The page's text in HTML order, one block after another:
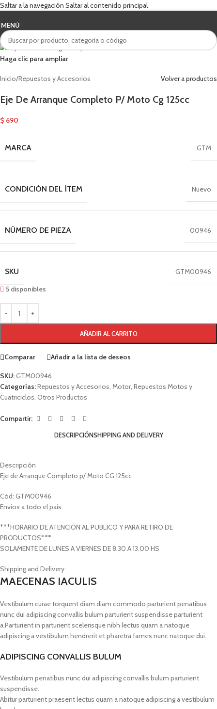
Saltar a la navegación Saltar al contenido principal
MENÚ
Haga clic para ampliar
Inicio/Repuestos y Accesorios Volver a productos
Eje De Arranque Completo P/ Moto Cg 125cc
$ 690
MARCA GTM
CONDICIÓN DEL ÍTEM Nuevo
NÚMERO DE PIEZA 00946
SKU
GTM00946
5 disponibles
AÑADIR AL CARRITO
Comparar Añadir a la lista de deseos
SKU:GTM00946
Categorías:Repuestos y Accesorios Motor, Repuestos Motos y
Cuatriciclos Otros Productos
Compartir:
DESCRIPCIÓNSHIPPING AND DELIVERY
Descripción
Eje de Arranque Completo p/ Moto CG 125cc
Cód: GTM00946
Envios a todo el país.
***HORARIO DE ATENCIÓN AL PUBLICO Y PARA RETIRO DE
PRODUCTOS***
SOLAMENTE DE LUNES A VIERNES DE 8.30 A 13.00 HS
Shipping and Delivery
MAECENAS IACULIS
Vestibulum curae torquent diam diam commodo parturient penatibus
nunc dui adipiscing convallis bulum parturient suspendisse parturient
a.Parturient in parturient scelerisque nibh lectus quam a natoque
adipiscing a vestibulum hendrerit et pharetra fames nunc natoque dui.
ADIPISCING CONVALLIS BULUM
Vestibulum penatibus nunc dui adipiscing convallis bulum parturient
suspendisse.
Abitur parturient praesent lectus quam a natoque adipiscing a vestibulum